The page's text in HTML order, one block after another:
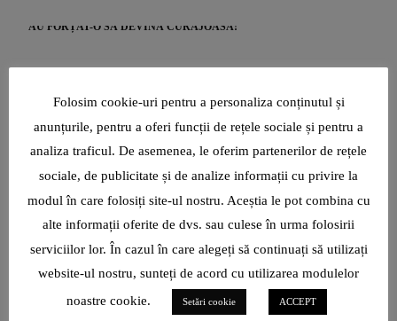
AU FORȚAT-O SĂ DEVINĂ CURAJOASĂ!”
Folosim cookie-uri pentru a personaliza conținutul și
anunțurile, pentru a oferi funcții de rețele sociale și pentru a
analiza traficul. De asemenea, le oferim partenerilor de rețele
sociale, de publicitate și de analize informații cu privire la
modul în care folosiți site-ul nostru. Aceștia le pot combina cu
alte informații oferite de dvs. sau culese în urma folosirii
serviciilor lor. În cazul în care alegeți să continuați să utilizați
website-ul nostru, sunteți de acord cu utilizarea modulelor
noastre cookie.
Setări cookie ACCEPT